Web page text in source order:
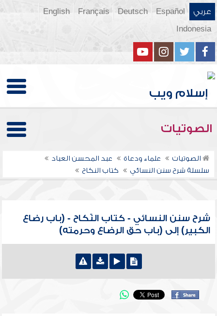
عربي Español
Deutsch
Français
English
Indonesia
الصوتيات
الصوتيات علماء ودعاة
عبد المحسن العباد
سلسلة شرح سنن النسائي
كتاب النكاح
شرح سنن النسائي - كتاب النّكاح - (باب رضاع
الكبير) إلى (باب حق الرضاع وحرمته)